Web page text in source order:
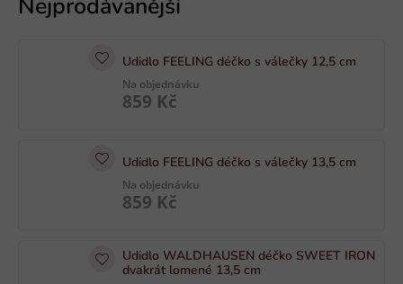
Udidlo FEELING déčko s válečky 12,5 cm
Na objednávku
859 Kč
Udidlo FEELING déčko s válečky 13,5 cm
Na objednávku
859 Kč
Udidlo WALDHAUSEN déčko SWEET IRON
dvakrát lomené 13,5 cm
p